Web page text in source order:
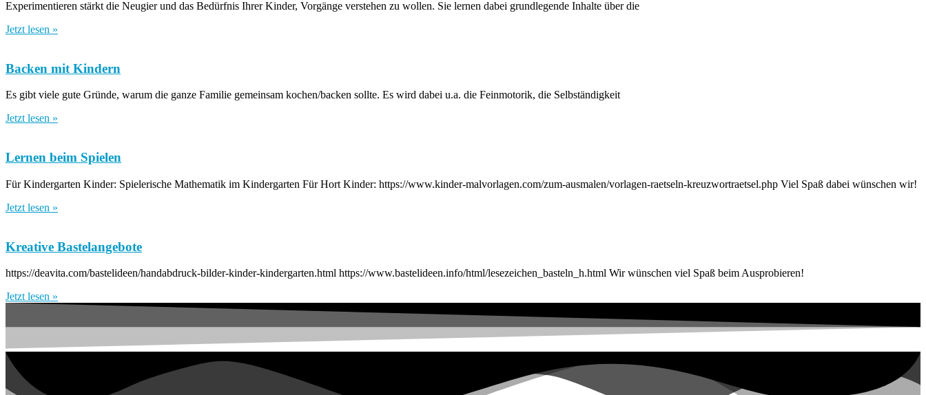
Experimentieren stärkt die Neugier und das Bedürfnis Ihrer Kinder, Vorgänge verstehen zu wollen. Sie lernen dabei grundlegende Inhalte über die
Jetzt lesen »
Backen mit Kindern
Es gibt viele gute Gründe, warum die ganze Familie gemeinsam kochen/backen sollte. Es wird dabei u.a. die Feinmotorik, die Selbständigkeit
Jetzt lesen »
Lernen beim Spielen
Für Kindergarten Kinder: Spielerische Mathematik im Kindergarten Für Hort Kinder: https://www.kinder-malvorlagen.com/zum-ausmalen/vorlagen-raetseln-kreuzwortraetsel.php Viel Spaß dabei wünschen wir!
Jetzt lesen »
Kreative Bastelangebote
https://deavita.com/bastelideen/handabdruck-bilder-kinder-kindergarten.html https://www.bastelideen.info/html/lesezeichen_basteln_h.html Wir wünschen viel Spaß beim Ausprobieren!
Jetzt lesen »